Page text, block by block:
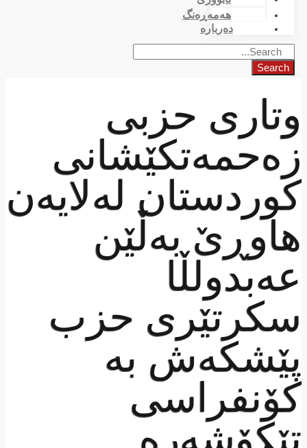
هەمەڕەنگ
دەربارە
Search
وتاری حزبی
زەحمەتكێشانی
كوردستان لەلایەن
هاوڕێ بەڵێن
عەبدولڵا
سكرتێری حزب
پێشکەش بە
کۆنفراسی
تێکۆشەرە